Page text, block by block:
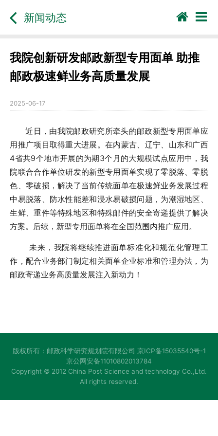
新闻动态
我院创新研发邮政新型专用面单 助推
邮政极速鲜业务高质量发展
2025-06-17
近日，由我院邮政研究所牵头的邮政新型专用面单应
用推广项目取得重大进展。在内蒙古、辽宁、山东和广西
4省共9个地市开展的为期3个月的大规模试点应用中，我
院联合合作单位研发的新型专用面单实现了零脱落、零脱
色、零破损，解决了当前传统面单在极速鲜业务发展过程
中易脱落、防水性能差和浸水易破损问题，为潮湿地区、
生鲜、重件等特殊地区和特殊邮件的安全寄递提供了解决
方案。后续，新型专用面单将在全国范围内推广应用。
未来，我院将继续推进面单标准化和规范化管理工
作，配合业务部门制定相关面单企业标准和管理办法，为
邮政寄递业务高质量发展注入新动力！
版权所有：邮政科学研究规划院有限公司 京ICP备15035540号-1
京公网安备11010802013784
Copyright © 2012 China Post Science and technology Co.,Ltd.
All rights reserved.